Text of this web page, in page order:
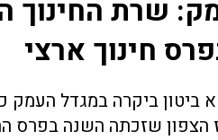
שרת החינוך
חינוך ארצי
ביקרה במגדל העמק
הצפון שזכתה השנה בפרס